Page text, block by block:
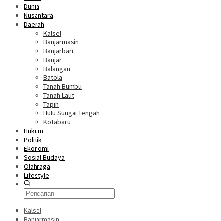
Dunia
Nusantara
Daerah
Kalsel
Banjarmasin
Banjarbaru
Banjar
Balangan
Batola
Tanah Bumbu
Tanah Laut
Tapin
Hulu Sungai Tengah
Kotabaru
Hukum
Politik
Ekonomi
Sosial Budaya
Olahraga
Lifestyle
Kalsel
Banjarmasin